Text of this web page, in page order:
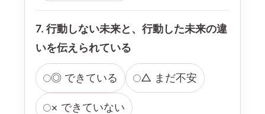
7. 行動しない未来と、行動した未来の違
いを伝えられている
◎ できている △ まだ不安
× できていない